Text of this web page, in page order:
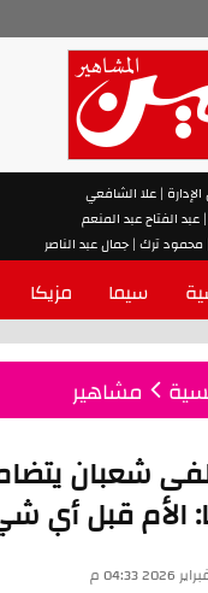
| علا الشافعي
عبد الفتاح عبد المنعم
| محمود ترك | جمال عبد الناصر
سيما مزيكا
مشاهير
شعبان
الأم قبل أي